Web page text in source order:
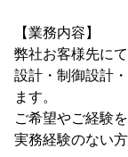
【業務内容】
弊社お客様先に
設計・制御設計
ます。
ご希望やご経験
実務経験のない